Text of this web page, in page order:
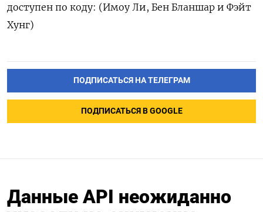
доступен по коду: (Имоу Ли, Бен Бланшар и Фэйт
Хунг)
ПОДПИСАТЬСЯ НА ТЕЛЕГРАМ
ПОДПИСАТЬСЯ В GOOGLE
Данные API неожиданно